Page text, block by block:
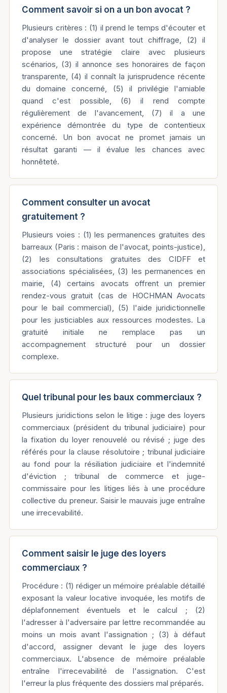
Comment savoir si on a un bon avocat ?
Plusieurs critères : (1) il prend le temps d'écouter et
d'analyser le dossier avant tout chiffrage, (2) il
propose une stratégie claire avec plusieurs
scénarios, (3) il annonce ses honoraires de façon
transparente, (4) il connaît la jurisprudence récente
du domaine concerné, (5) il privilégie l'amiable
quand c'est possible, (6) il rend compte
régulièrement de l'avancement, (7) il a une
expérience démontrée du type de contentieux
concerné. Un bon avocat ne promet jamais un
résultat garanti — il évalue les chances avec
honnêteté.
Comment consulter un avocat
gratuitement ?
Plusieurs voies : (1) les permanences gratuites des
barreaux (Paris : maison de l'avocat, points-justice),
(2) les consultations gratuites des CIDFF et
associations spécialisées, (3) les permanences en
mairie, (4) certains avocats offrent un premier
rendez-vous gratuit (cas de HOCHMAN Avocats
pour le bail commercial), (5) l'aide juridictionnelle
pour les justiciables aux ressources modestes. La
gratuité initiale ne remplace pas un
accompagnement structuré pour un dossier
complexe.
Quel tribunal pour les baux commerciaux ?
Plusieurs juridictions selon le litige : juge des loyers
commerciaux (président du tribunal judiciaire) pour
la fixation du loyer renouvelé ou révisé ; juge des
référés pour la clause résolutoire ; tribunal judiciaire
au fond pour la résiliation judiciaire et l'indemnité
d'éviction ; tribunal de commerce et juge-
commissaire pour les litiges liés à une procédure
collective du preneur. Saisir le mauvais juge entraîne
une irrecevabilité.
Comment saisir le juge des loyers
commerciaux ?
Procédure : (1) rédiger un mémoire préalable détaillé
exposant la valeur locative invoquée, les motifs de
déplafonnement éventuels et le calcul ; (2)
l'adresser à l'adversaire par lettre recommandée au
moins un mois avant l'assignation ; (3) à défaut
d'accord, assigner devant le juge des loyers
commerciaux. L'absence de mémoire préalable
entraîne l'irrecevabilité de l'assignation. C'est
l'erreur la plus fréquente des dossiers mal préparés.